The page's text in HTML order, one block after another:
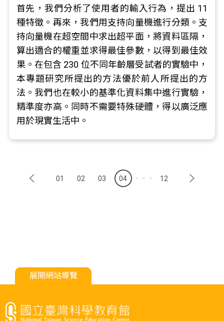
首先，我們分析了使用者的輸入行為，提出 11
種特徵。再來，我們用支持向量機進行分類。支
持向量機在超空間中求出超平面，將資料區隔，
算出適合的權重並求得最佳參數，以得到最佳效
果。在包含 230 位不同年齡層受試者的實驗中，
本專題研究所提出的方法優於前人所提出的方
法。我們也在較小的基準化資料集中進行實驗，
精準度亦高。同時不需要特殊硬體，得以廣泛應
用於現實生活中。
01 02 03 04 12
展開網站導覽